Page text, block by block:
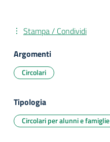
Stampa / Condividi
Argomenti
Circolari
Tipologia
Circolari per alunni e famiglie